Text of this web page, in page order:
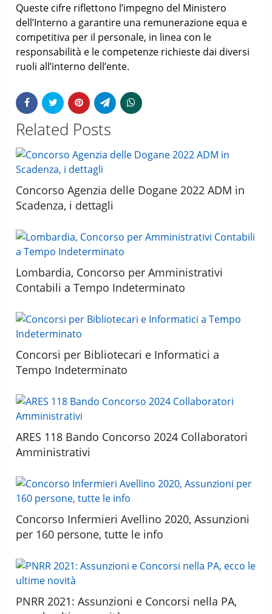
Queste cifre riflettono l’impegno del Ministero
dell’Interno a garantire una remunerazione equa e
competitiva per il personale, in linea con le
responsabilità e le competenze richieste dai diversi
ruoli all’interno dell’ente.
Related Posts
Concorso Agenzia delle Dogane 2022 ADM in
Scadenza, i dettagli
Lombardia, Concorso per Amministrativi
Contabili a Tempo Indeterminato
Concorsi per Bibliotecari e Informatici a
Tempo Indeterminato
ARES 118 Bando Concorso 2024 Collaboratori
Amministrativi
Concorso Infermieri Avellino 2020, Assunzioni
per 160 persone, tutte le info
PNRR 2021: Assunzioni e Concorsi nella PA,